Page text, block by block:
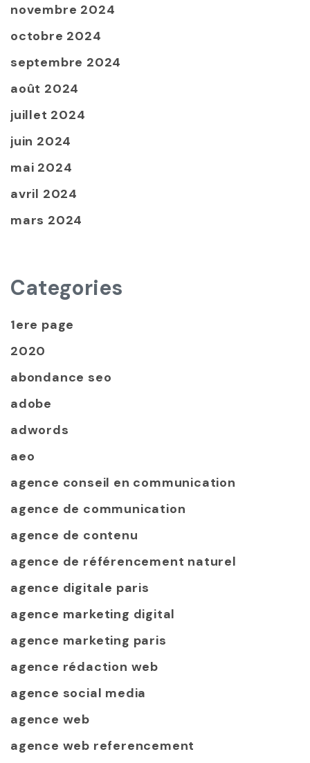
novembre 2024
octobre 2024
septembre 2024
août 2024
juillet 2024
juin 2024
mai 2024
avril 2024
mars 2024
Categories
1ere page
2020
abondance seo
adobe
adwords
aeo
agence conseil en communication
agence de communication
agence de contenu
agence de référencement naturel
agence digitale paris
agence marketing digital
agence marketing paris
agence rédaction web
agence social media
agence web
agence web referencement